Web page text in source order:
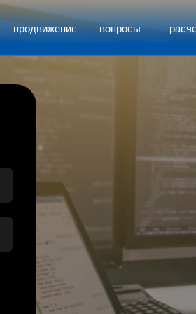
продвижение вопросы